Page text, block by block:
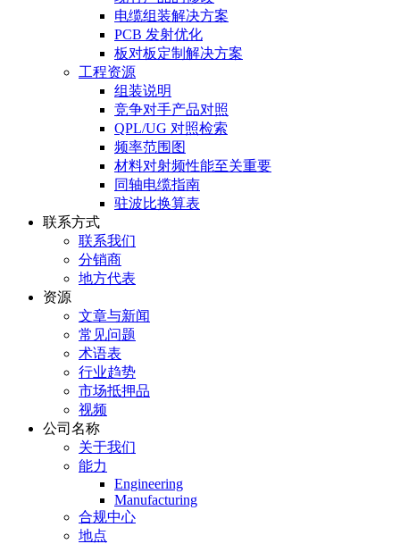
电缆组装解决方案
PCB 发射优化
板对板定制解决方案
工程资源
组装说明
竞争对手产品对照
QPL/UG 对照检索
频率范围图
材料对射频性能至关重要
同轴电缆指南
驻波比换算表
联系方式
联系我们
分销商
地方代表
资源
文章与新闻
常见问题
术语表
行业趋势
市场抵押品
视频
公司名称
关于我们
能力
Engineering
Manufacturing
合规中心
地点